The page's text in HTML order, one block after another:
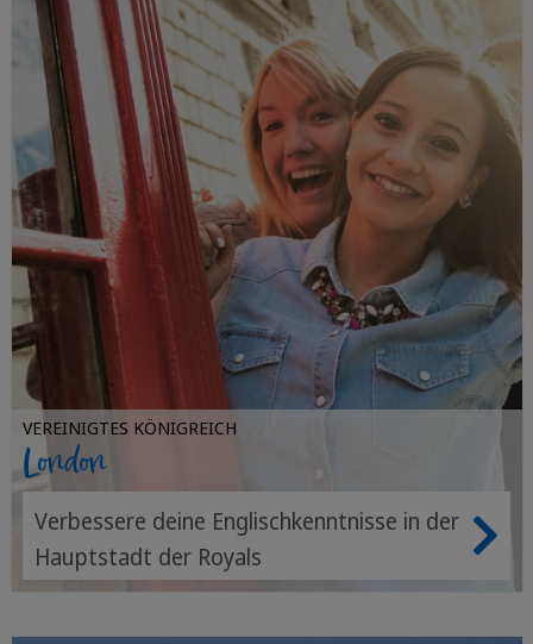
VEREINIGTES KÖNIGREICH
London
Verbessere deine Englischkenntnisse in der
Hauptstadt der Royals